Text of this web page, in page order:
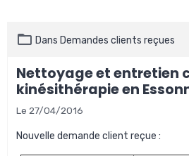
Dans Demandes clients reçues
Nettoyage et entretien
kinésithérapie en
Le 27/04/2016
Nouvelle demande client reçue :